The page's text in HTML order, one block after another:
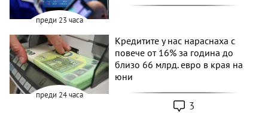
преди 23 часа
преди 24 часа
Кредитите у нас нараснаха с
повече от 16% за година до
близо 66 млрд. евро в края на
юни
3